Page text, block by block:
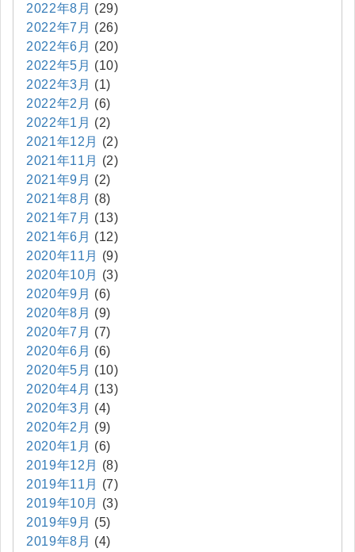
2022年8月 (29)
2022年7月 (26)
2022年6月 (20)
2022年5月 (10)
2022年3月 (1)
2022年2月 (6)
2022年1月 (2)
2021年12月
(2)
2021年11月
(2)
2021年9月 (2)
2021年8月 (8)
2021年7月 (13)
2021年6月 (12)
2020年11月
(9)
2020年10月
(3)
2020年9月 (6)
2020年8月 (9)
2020年7月 (7)
2020年6月 (6)
2020年5月 (10)
2020年4月 (13)
2020年3月 (4)
2020年2月 (9)
2020年1月 (6)
2019年12月
(8)
2019年11月
(7)
2019年10月
(3)
2019年9月 (5)
2019年8月 (4)